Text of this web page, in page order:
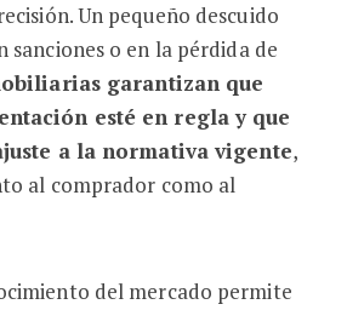
Un pequeño descuido
sanciones o en la pérdida de
garantizan que
esté en regla y que
a la normativa vigente,
al comprador como al
del mercado permite